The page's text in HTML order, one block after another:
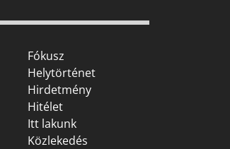
Fókusz
Helytörténet
Hirdetmény
Hitélet
Itt lakunk
Közlekedés